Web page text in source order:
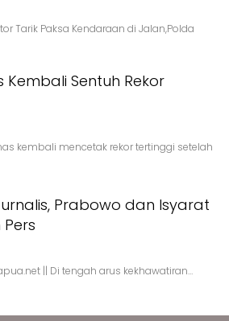
Tarik Paksa Kendaraan di Jalan,Polda
Sentuh Rekor
kembali mencetak rekor tertinggi setelah
Prabowo dan Isyarat
|| Di tengah arus kekhawatiran…